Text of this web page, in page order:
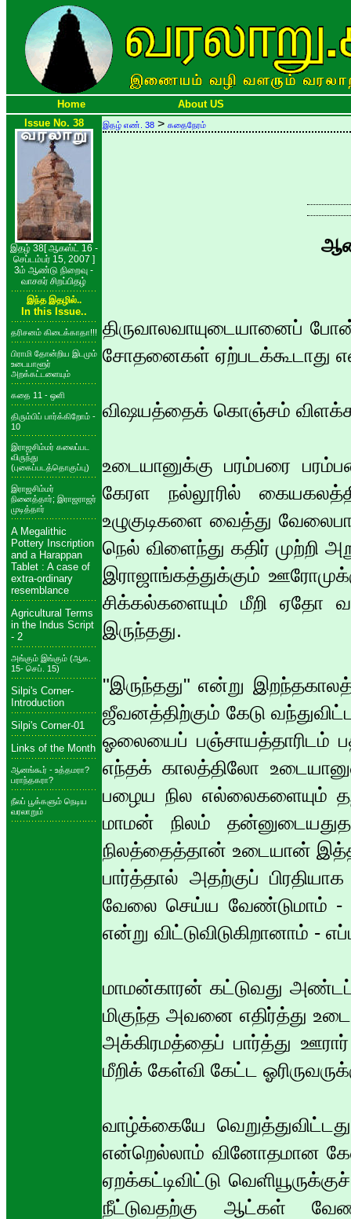
Home
About US
Issue No. 38
இதழ் 38[ ஆகஸ்ட் 16 -
செப்டம்பர் 15, 2007 ]
3ம் ஆண்டு நிறைவு -
வாசகர் சிறப்பிதழ்
இந்த இதழில்..
In this Issue..
தரிசனம் கிடைக்காதா!!!
பிராமி தோன்றிய இடமும்
உடையாளூர்
அறக்கட்டளையும்
கதை 11 - ஒளி
திரும்பிப் பார்க்கிறோம் -
10
இராஜசிம்மர் கலைப்பட
விருந்து
(புகைப்படத்தொகுப்பு)
இராஜசிம்மர்
நினைத்தார்; இராஜராஜர்
முடித்தார்
A Megalithic
Pottery Inscription
and a Harappan
Tablet : A case of
extra-ordinary
resemblance
Agricultural Terms
in the Indus Script
- 2
அங்கும் இங்கும் (ஆக.
15- செப். 15)
Silpi's Corner-
Introduction
Silpi's Corner-01
Links of the Month
ஆனங்கூர் - உத்தமரா?
பராந்தகரா?
நீலப் பூக்களும் நெடிய
வரலாறும்
இதழ் எண். 38 > கதைநேரம்
திருவாலவாயுடையானைப்
சோதனைகள் ஏற்படக்கூடாது
விஷயத்தைக் கொஞ்சம்
உடையானுக்கு பரம்பரை
கேரள நல்லூரில்
உழுகுடிகளை வைத்து
நெல் விளைந்து கதிர் முற்றி
இராஜாங்கத்துக்கும்
சிக்கல்களையும் மீறி ஏதோ
இருந்தது.
"இருந்தது" என்று
ஜீவனத்திற்கும் கேடு
ஓலையைப் பஞ்சாயத்தாரிடம்
எந்தக் காலத்திலோ
பழைய நில எல்லைகளையும்
மாமன் நிலம்
நிலத்தைத்தான் உடையான்
பார்த்தால் அதற்குப்
வேலை செய்ய வேண்டுமாம்
என்று விட்டுவிடுகிறானாம் -
மாமன்காரன் கட்டுவது அண்டப்
மிகுந்த அவனை எதிர்த்து
அக்கிரமத்தைப் பார்த்து
மீறிக் கேள்வி கேட்ட
வாழ்க்கையே
என்றெல்லாம் வினோதமான
ஏறக்கட்டிவிட்டு
நீட்டுவதற்கு ஆட்கள்